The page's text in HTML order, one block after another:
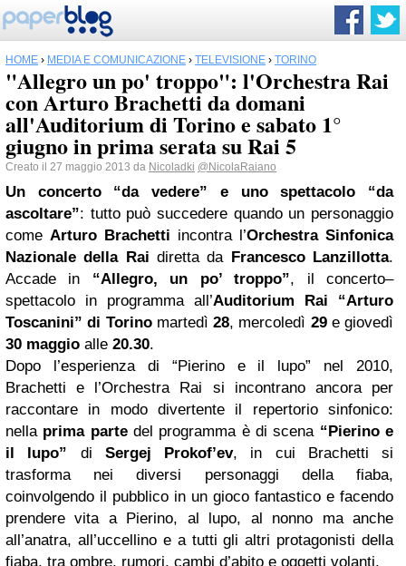
HOME › MEDIA E COMUNICAZIONE › TELEVISIONE › TORINO
"Allegro un po' troppo": l'Orchestra Rai
con Arturo Brachetti da domani
all'Auditorium di Torino e sabato 1°
giugno in prima serata su Rai 5
Creato il 27 maggio 2013 da Nicoladki @NicolaRaiano
Un concerto “da vedere” e uno spettacolo “da
ascoltare”: tutto può succedere quando un personaggio
come Arturo Brachetti incontra l’Orchestra Sinfonica
Nazionale della Rai diretta da Francesco Lanzillotta.
Accade in “Allegro, un po’ troppo”, il concerto–
spettacolo in programma all’Auditorium Rai “Arturo
Toscanini” di Torinomartedì 28, mercoledì 29e giovedì
30 maggio alle 20.30.
Dopo l’esperienza di “Pierino e il lupo” nel 2010,
Brachetti e l’Orchestra Rai si incontrano ancora per
raccontare in modo divertente il repertorio sinfonico:
nella prima partedel programma è di scena “Pierino e
il lupo” di Sergej Prokof’ev, in cui Brachetti si
trasforma nei diversi personaggi della fiaba,
coinvolgendo il pubblico in un gioco fantastico e facendo
prendere vita a Pierino, al lupo, al nonno ma anche
all’anatra, all’uccellino e a tutti gli altri protagonisti della
fiaba, tra ombre, rumori, cambi d’abito e oggetti volanti.